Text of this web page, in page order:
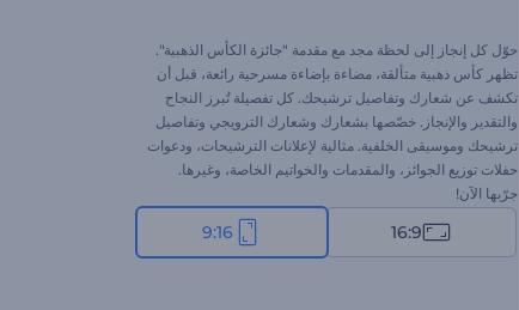
حوّل كل إنجاز إلى لحظة مجد مع مقدمة "جائزة الكأس الذهبية".
تظهر كأس ذهبية متألقة، مضاءة بإضاءة مسرحية رائعة، قبل أن
تكشف عن شعارك وتفاصيل ترشيحك. كل تفصيلة تُبرز النجاح
والتقدير والإنجاز. خصّصها بشعارك وشعارك الترويجي وتفاصيل
ترشيحك وموسيقى الخلفية. مثالية لإعلانات الترشيحات، ودعوات
حفلات توزيع الجوائز، والمقدمات والخواتيم الخاصة، وغيرها.
جرّبها الآن!
16:9
9:16